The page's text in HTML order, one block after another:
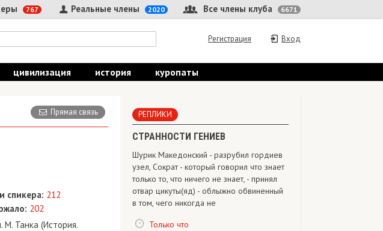
767 Все члены клуба 6671
Реальные члены 2020
Вход
Регистрация
цивилизация история куропаты
Прямая связь
спикера: 212
202
М. Танка (История.
РЕПЛИКИ
СТРАННОСТИ ГЕНИЕВ
Шурик Македонский - разрубил гордиев
узел, Сократ - который говорил что знает
только то, что ничего не знает, - принял
отвар цикуты(яд) - облыжно обвиненный
в том, чего никогда не
Только что